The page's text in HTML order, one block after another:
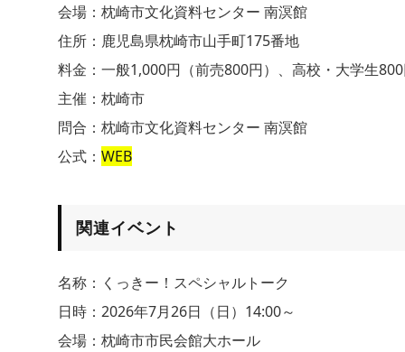
会場：枕崎市文化資料センター 南溟館
住所：鹿児島県枕崎市山手町175番地
料金：一般1,000円（前売800円）、高校・大学生
主催：枕崎市
問合：枕崎市文化資料センター 南溟館
公式： WEB
関連イベント
名称：くっきー！スペシャルトーク
日時：2026年7月26日（日）14:00～
会場：枕崎市市民会館大ホール